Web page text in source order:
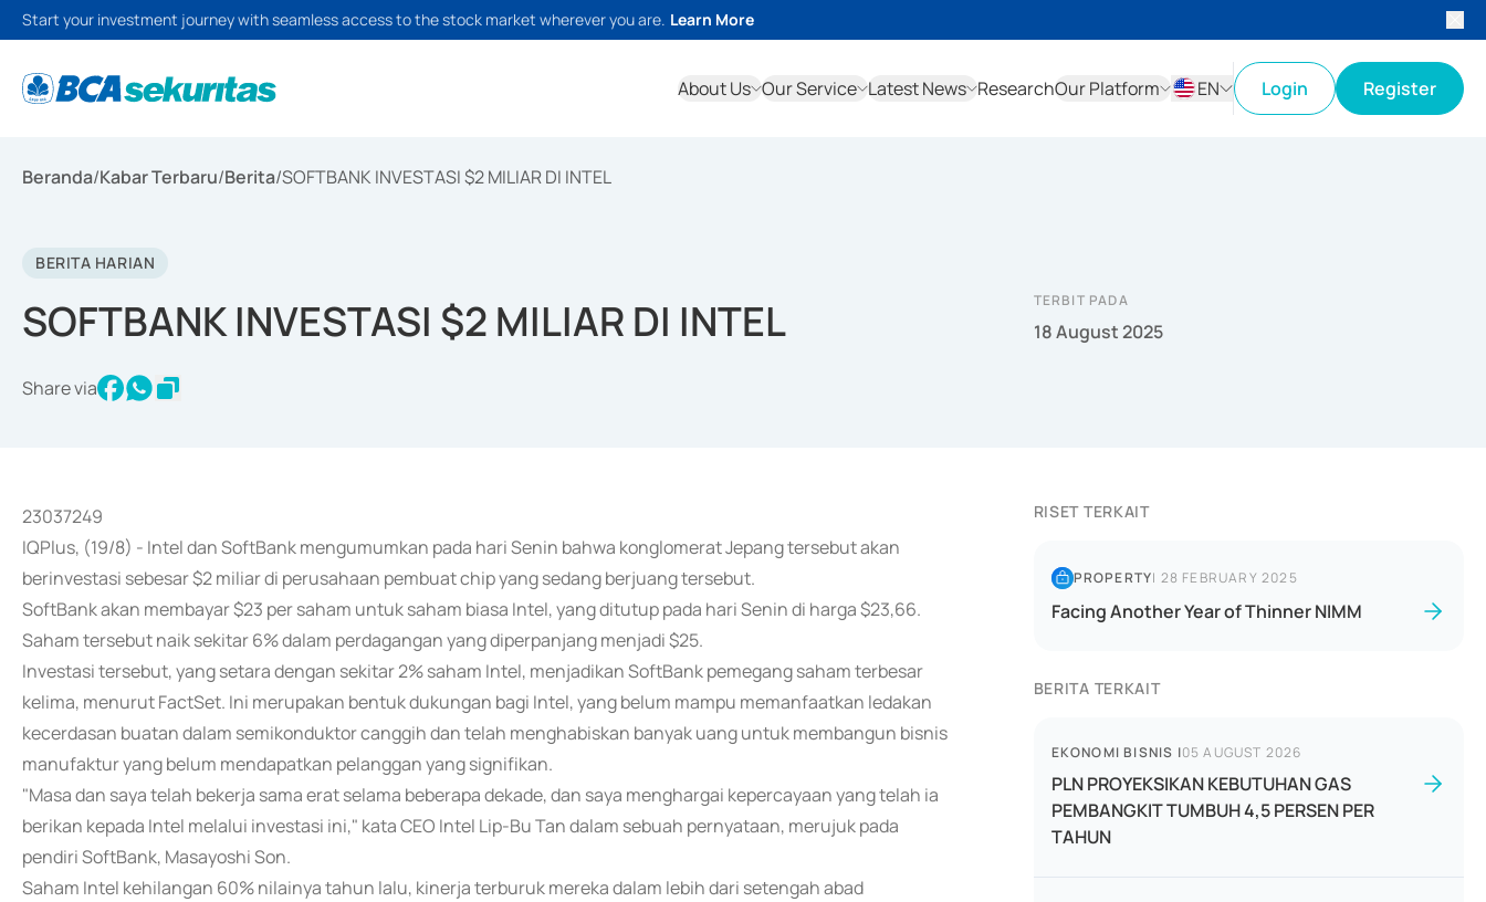
Start your investment journey with seamless access to the stock market wherever you are. Learn More
About Us Our Service Latest News ResearchOur Platform
EN
Login Register
Beranda/Kabar Terbaru/Berita/SOFTBANK INVESTASI $2 MILIAR DI INTEL
BERITA HARIAN
SOFTBANK INVESTASI $2 MILIAR DI INTEL
Share via
TERBIT PADA
18 August 2025
23037249
IQPlus, (19/8) - Intel dan SoftBank mengumumkan pada hari Senin bahwa konglomerat Jepang tersebut akan
berinvestasi sebesar $2 miliar di perusahaan pembuat chip yang sedang berjuang tersebut.
SoftBank akan membayar $23 per saham untuk saham biasa Intel, yang ditutup pada hari Senin di harga $23,66.
Saham tersebut naik sekitar 6% dalam perdagangan yang diperpanjang menjadi $25.
Investasi tersebut, yang setara dengan sekitar 2% saham Intel, menjadikan SoftBank pemegang saham terbesar
kelima, menurut FactSet. Ini merupakan bentuk dukungan bagi Intel, yang belum mampu memanfaatkan ledakan
kecerdasan buatan dalam semikonduktor canggih dan telah menghabiskan banyak uang untuk membangun bisnis
manufaktur yang belum mendapatkan pelanggan yang signifikan.
"Masa dan saya telah bekerja sama erat selama beberapa dekade, dan saya menghargai kepercayaan yang telah ia
berikan kepada Intel melalui investasi ini," kata CEO Intel Lip-Bu Tan dalam sebuah pernyataan, merujuk pada
pendiri SoftBank, Masayoshi Son.
Saham Intel kehilangan 60% nilainya tahun lalu, kinerja terburuk mereka dalam lebih dari setengah abad
RISET TERKAIT
PROPERTY| 28 FEBRUARY 2025
Facing Another Year of Thinner NIMM
BERITA TERKAIT
EKONOMI BISNIS |05 AUGUST 2026
PLN PROYEKSIKAN KEBUTUHAN GAS
PEMBANGKIT TUMBUH 4,5 PERSEN PER
TAHUN